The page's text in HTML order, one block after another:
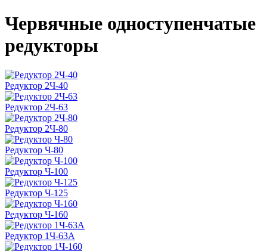
Червячные одноступенчатые
редукторы
Редуктор 2Ч-40
Редуктор 2Ч-63
Редуктор 2Ч-80
Редуктор Ч-80
Редуктор Ч-100
Редуктор Ч-125
Редуктор Ч-160
Редуктор 1Ч-63А